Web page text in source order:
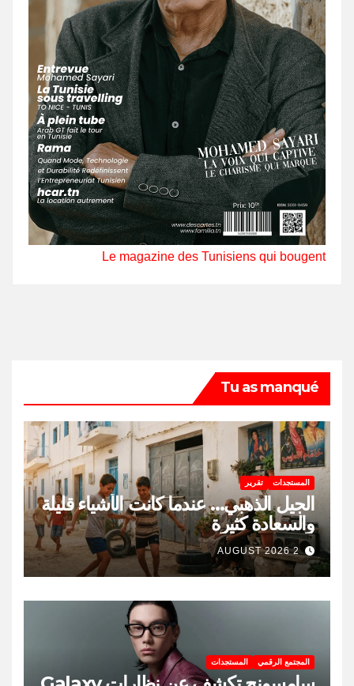
Le magazine des Tunisiens qui bougent
Tu as manqué
المستجدات تقرير
الجيل الذهبي… عندما كانت الأشياء قليلة
والسعادة كثيرة
2 AUGUST 2026
المجتمع الرقمي المستجدات